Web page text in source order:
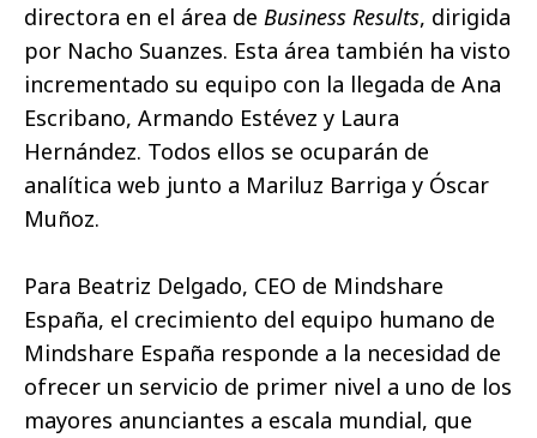
directora en el área de Business Results, dirigida
por Nacho Suanzes. Esta área también ha visto
incrementado su equipo con la llegada de Ana
Escribano, Armando Estévez y Laura
Hernández. Todos ellos se ocuparán de
analítica web junto a Mariluz Barriga y Óscar
Muñoz.
Para Beatriz Delgado, CEO de Mindshare
España, el crecimiento del equipo humano de
Mindshare España responde a la necesidad de
ofrecer un servicio de primer nivel a uno de los
mayores anunciantes a escala mundial, que